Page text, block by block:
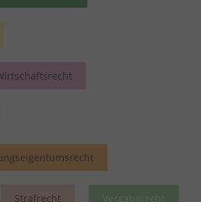
Strafrecht Vergaberecht